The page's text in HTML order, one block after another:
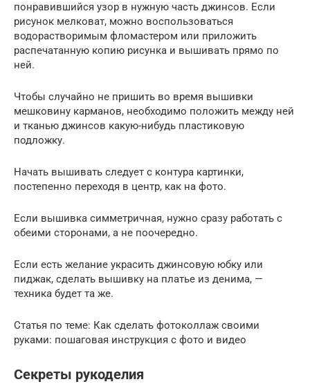
понравившийся узор в нужную часть джинсов. Если
рисунок мелковат, можно воспользоваться
водорастворимым фломастером или приложить
распечатанную копию рисунка и вышивать прямо по
ней.
Чтобы случайно не пришить во время вышивки
мешковину карманов, необходимо положить между ней
и тканью джинсов какую-нибудь пластиковую
подложку.
Начать вышивать следует с контура картинки,
постепенно переходя в центр, как на фото.
Если вышивка симметричная, нужно сразу работать с
обеими сторонами, а не поочередно.
Если есть желание украсить джинсовую юбку или
пиджак, сделать вышивку на платье из денима, —
техника будет та же.
Статья по теме: Как сделать фотоколлаж своими
руками: пошаговая инструкция с фото и видео
Секреты рукоделия